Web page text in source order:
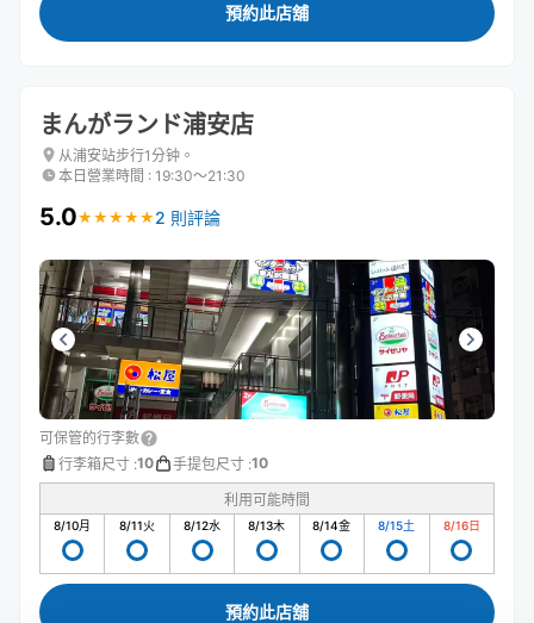
預約此店舖
まんがランド浦安店
从浦安站步行1分钟。
本日營業時間 : 19:30〜21:30
5.0★ ★ ★ ★ ★
★ ★ ★ ★ ★ 2 則評論
可保管的行李數
行李箱尺寸 :10 手提包尺寸 :10
利用可能時間
8/10月 8/11火 8/12水 8/13木 8/14金 8/15土 8/16日
預約此店舖